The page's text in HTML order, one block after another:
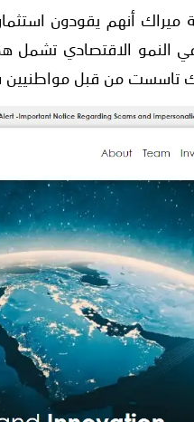
أنهم يقودون
النمو الاقتصادي
تاسست من قبل